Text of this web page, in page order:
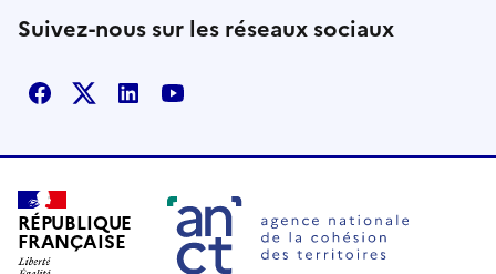
Suivez-nous sur les réseaux sociaux
Facebook
X LinkedinYoutube
RÉPUBLIQUE
FRANÇAISE